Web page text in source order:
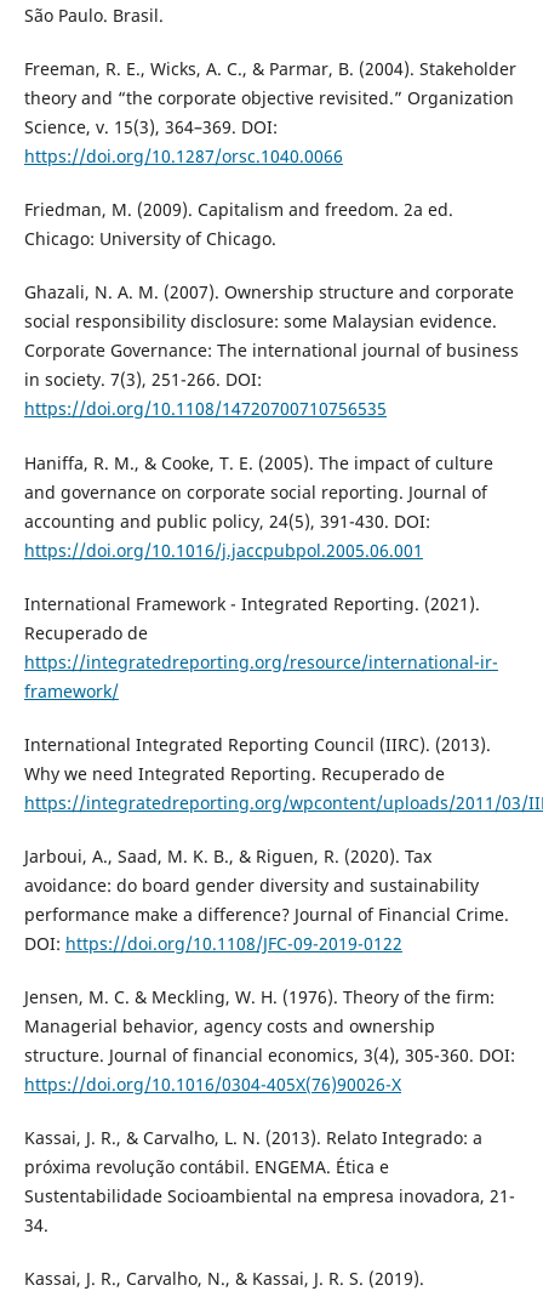
São Paulo. Brasil.
Freeman, R. E., Wicks, A. C., & Parmar, B. (2004). Stakeholder
theory and “the corporate objective revisited.” Organization
Science, v. 15(3), 364–369. DOI:
https://doi.org/10.1287/orsc.1040.0066
Friedman, M. (2009). Capitalism and freedom. 2a ed.
Chicago: University of Chicago.
Ghazali, N. A. M. (2007). Ownership structure and corporate
social responsibility disclosure: some Malaysian evidence.
Corporate Governance: The international journal of business
in society. 7(3), 251-266. DOI:
https://doi.org/10.1108/14720700710756535
Haniffa, R. M., & Cooke, T. E. (2005). The impact of culture
and governance on corporate social reporting. Journal of
accounting and public policy, 24(5), 391-430. DOI:
https://doi.org/10.1016/j.jaccpubpol.2005.06.001
International Framework - Integrated Reporting. (2021).
Recuperado de
https://integratedreporting.org/resource/international-ir-
framework/
International Integrated Reporting Council (IIRC). (2013).
Why we need Integrated Reporting. Recuperado de
https://integratedreporting.org/wpcontent/uploads/2011/03/
Jarboui, A., Saad, M. K. B., & Riguen, R. (2020). Tax
avoidance: do board gender diversity and sustainability
performance make a difference? Journal of Financial Crime.
DOI: https://doi.org/10.1108/JFC-09-2019-0122
Jensen, M. C. & Meckling, W. H. (1976). Theory of the firm:
Managerial behavior, agency costs and ownership
structure. Journal of financial economics, 3(4), 305-360. DOI:
https://doi.org/10.1016/0304-405X(76)90026-X
Kassai, J. R., & Carvalho, L. N. (2013). Relato Integrado: a
próxima revolução contábil. ENGEMA. Ética e
Sustentabilidade Socioambiental na empresa inovadora, 21-
34.
Kassai, J. R., Carvalho, N., & Kassai, J. R. S. (2019).